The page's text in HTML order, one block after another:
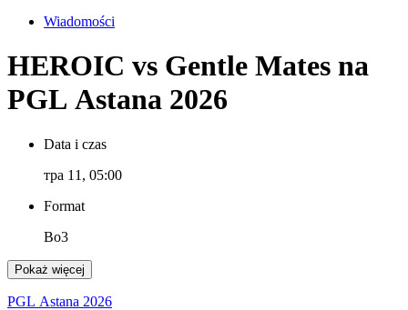
Wiadomości
HEROIC vs Gentle Mates na
PGL Astana 2026
Data i czas
тра 11, 05:00
Format
Bo3
Pokaż więcej
PGL Astana 2026